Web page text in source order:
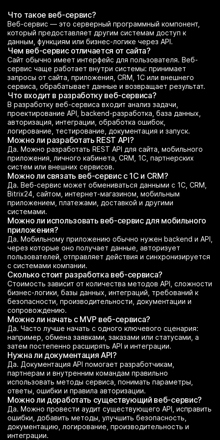
Что такое веб-сервис?
Веб-сервис — это серверный программный компонент,
который предоставляет другим системам доступ к
данным, функциям или бизнес-логике через API.
Чем веб-сервис отличается от сайта?
Сайт обычно имеет интерфейс для пользователя. Веб-
сервис чаще работает внутри системы: принимает
запросы от сайта, приложения, CRM, 1С или внешнего
сервиса, обрабатывает данные и возвращает результат.
Что входит в разработку веб-сервиса?
В разработку веб-сервиса входит анализ задачи,
проектирование API, backend-разработка, база данных,
авторизация, интеграции, обработка ошибок,
логирование, тестирование, документация и запуск.
Можно ли разработать REST API?
Да. Можно разработать REST API для сайта, мобильного
приложения, личного кабинета, CRM, 1С, партнерских
систем или внешних сервисов.
Можно ли связать веб-сервис с 1С и CRM?
Да. Веб-сервис может обмениваться данными с 1С, CRM,
Bitrix24, сайтом, интернет-магазином, мобильным
приложением, платежами, доставкой и другими
системами.
Можно ли использовать веб-сервис для мобильного
приложения?
Да. Мобильному приложению обычно нужен backend и API,
через которые оно получает данные, авторизует
пользователей, отправляет действия и синхронизируется
с системами компании.
Сколько стоит разработка веб-сервиса?
Стоимость зависит от количества методов API, сложности
бизнес-логики, базы данных, интеграций, требований к
безопасности, производительности, документации и
сопровождению.
Можно ли начать с MVP веб-сервиса?
Да. Часто лучше начать с одного ключевого сценария:
например, обмена заявками, заказами или статусами, а
затем постепенно расширять API и интеграции.
Нужна ли документация API?
Да. Документация API помогает разработчикам,
партнерам и внутренним командам правильно
использовать методы сервиса, понимать параметры,
ответы, ошибки и правила авторизации.
Можно ли доработать существующий веб-сервис?
Да. Можно провести аудит существующего API, исправить
ошибки, добавить методы, улучшить безопасность,
документацию, логирование, производительность и
интеграции.